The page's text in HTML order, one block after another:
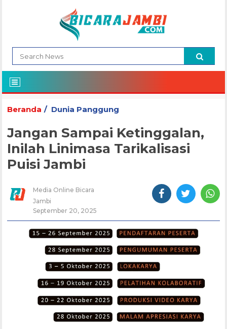
Beranda Dunia Panggung
Jangan Sampai Ketinggalan,
Inilah Linimasa Tarikalisasi
Puisi Jambi
Media Online Bicara
Jambi
September 20, 2025